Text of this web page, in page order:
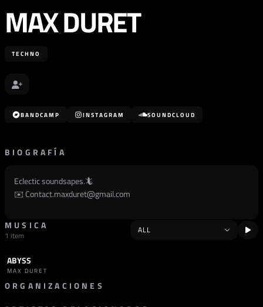
MAX DURET
TECHNO
BANDCAMP INSTAGRAM SOUNDCLOUD
BIOGRAFÍA
Eclectic soundsapes.🦎
✉️Contact.maxduret@gmail.com
MUSICA
1 item
TRACK
ABYSS
MAX DURET
ORGANIZACIONES